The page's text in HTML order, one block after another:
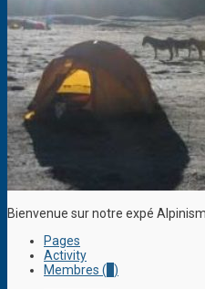
Bienvenue sur notre expé
Pages
Activity
Membres ( )